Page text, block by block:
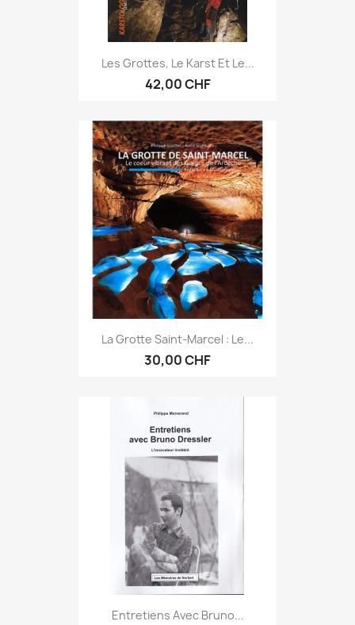
Les Grottes, Le Karst Et Le...
42,00 CHF
La Grotte Saint-Marcel : Le...
30,00 CHF
Entretiens Avec Bruno...